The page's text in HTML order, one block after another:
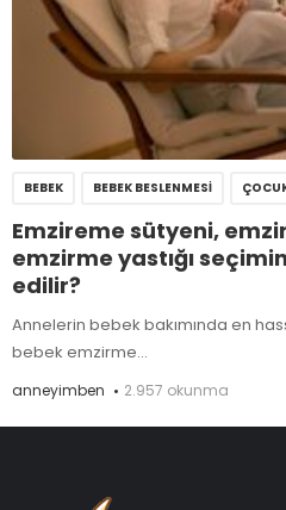
BEBEK BEBEK BESLENMESI
Emzireme sütyeni,
emzirme yastığı
edilir?
Annelerin bebek bakımında en
bebek emzirme...
anneyimben 2.957 okunma